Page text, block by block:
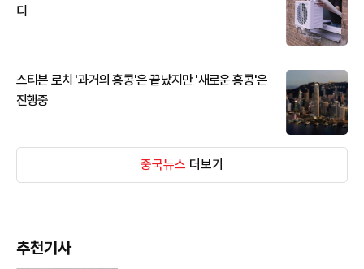
디
스티븐 로치 '과거의 홍콩'은 끝났지만 '새로운 홍콩'은
진행중
중국뉴스 더보기
추천기사